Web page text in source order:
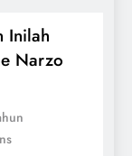
Inilah
Narzo